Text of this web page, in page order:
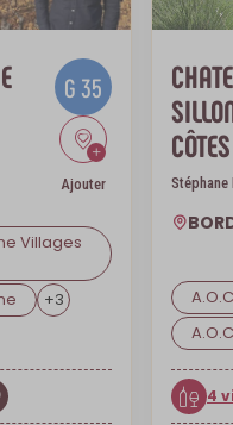
G 35
Ajouter
Villages
+3
Stéphane
4